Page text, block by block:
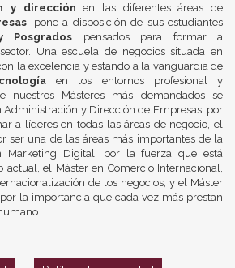
y dirección en las diferentes áreas de
, pone a disposición de sus estudiantes
Posgrados pensados para formar a
Una escuela de negocios situada en
la excelencia y estando a la vanguardia de
en los entornos profesional y
nuestros Másteres más demandados se
Administración y Dirección de Empresas, por
a líderes en todas las áreas de negocio, el
ser una de las áreas más importantes de la
Marketing Digital, por la fuerza que está
el Máster en Comercio Internacional,
de los negocios, y el Máster
la importancia que cada vez más prestan